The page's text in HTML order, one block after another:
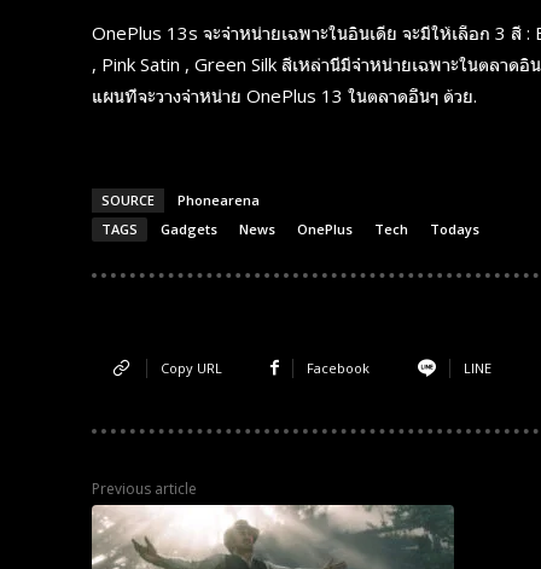
Monthly or
Memberships
Monthly or
Memberships
OnePlus 13s จะจำหน่ายเฉพาะในอินเดีย จะมีให้เลือก 3 สี :
, Pink Satin , Green Silk สีเหล่านี้มีจำหน่ายเฉพาะในตลาด
แผนที่จะวางจำหน่าย OnePlus 13 ในตลาดอื่นๆ ด้วย.
SOURCE
Phonearena
TAGS
Gadgets News OnePlus Tech Todays
Copy URL Facebook LINE
Previous article